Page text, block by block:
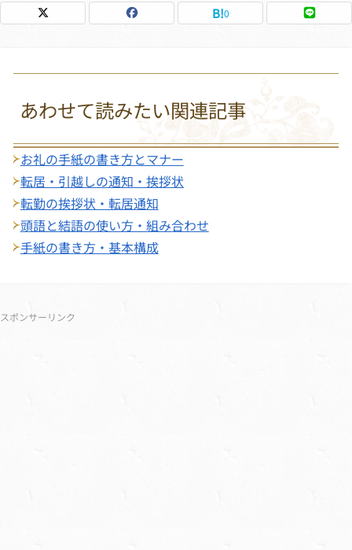
0
あわせて読みたい関連記事
お礼の手紙の書き方とマナー
転居・引越しの通知・挨拶状
転勤の挨拶状・転居通知
頭語と結語の使い方・組み合わせ
手紙の書き方・基本構成
サブメニュー
スポンサーリンク